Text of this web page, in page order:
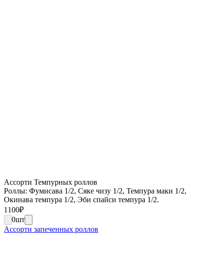
Ассорти Темпурных роллов
Роллы: Фумисава 1/2, Сяке чизу 1/2, Темпура маки 1/2,
Окинава темпура 1/2, Эби спайси темпура 1/2.
1100₽
0шт
Ассорти запеченных роллов